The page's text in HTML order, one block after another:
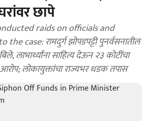
छापे
raids on officials and
case: रामदुर्ग झोपडपट्टी पुनर्वसनातील
लाभार्थ्यांना साहित्य देऊन २३ कोटींचा
लोकायुक्तांचा राज्यभर धडक तपास